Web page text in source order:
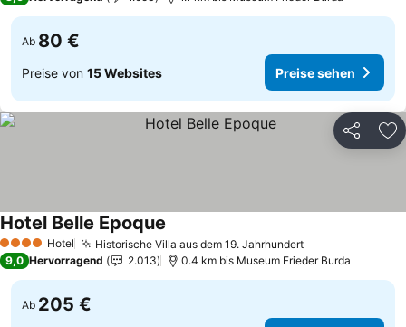
Ab 80 €
Preise von 15 Websites Preise sehen
Teilen
4 Sterne Hotel Historische Villa aus dem 19. JahrhundertPreise sehen
Hotel Belle Epoque
9,0 Hervorragend 2.013 0.4 km bis Museum Frieder Burda
Ab 205 €